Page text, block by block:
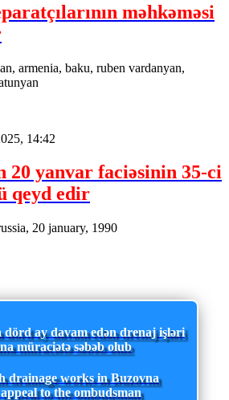
məhkəməsi
armenia, baku, ruben vardanyan,
14:42
20 yanvar faciəsinin 35-ci
qeyd edir
20 january, 1990
dörd ay davam edən drenaj işləri
müraciətə səbəb olub
drainage works in Buzovna
to the ombudsman